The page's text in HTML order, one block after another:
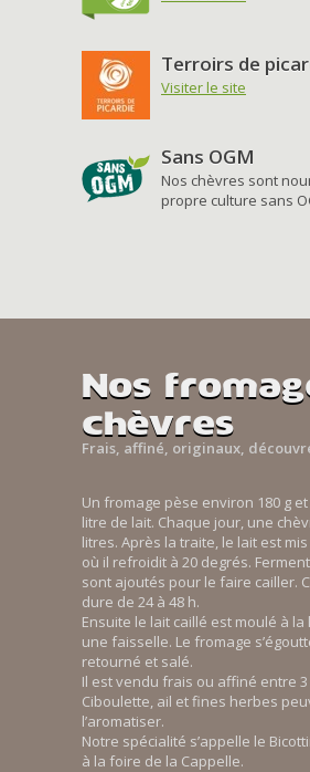
Terroirs de
Visiter le site
Sans OGM
Nos chèvres sont
propre culture sans
Nos
chèvres
Frais, affiné, originaux,
Un fromage pèse environ 180 g
litre de lait. Chaque jour, une
litres. Après la traite, le lait est
où il refroidit à 20 degrés.
sont ajoutés pour le faire cailler.
dure de 24 à 48 h.
Ensuite le lait caillé est moulé à
une faisselle. Le fromage
retourné et salé.
Il est vendu frais ou affiné entre 3
Ciboulette, ail et fines herbes
l’aromatiser.
Notre spécialité s’appelle le
à la foire de la Cappelle.